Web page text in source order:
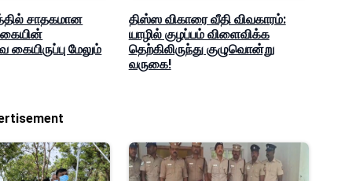
சாதகமான
கையிருப்பு மேலும்
திஸ்ஸ விகாரை வீதி விவகாரம்:
யாழில் குழப்பம் விளைவிக்க
தெற்கிலிருந்து குழுவொன்று
வருகை!